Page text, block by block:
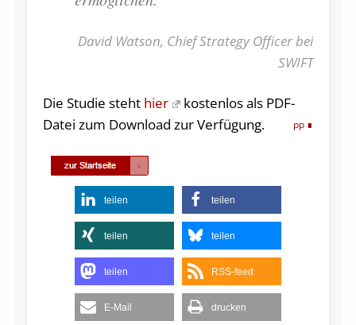
David Watson, Chief Strategy Officer bei
SWIFT
Die Studie steht hier
kostenlos als PDF-
Datei zum Download zur Verfügung.
pp
teilen teilen
teilen teilen
teilen RSS-feed
E-Mail drucken